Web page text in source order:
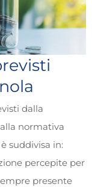
dalla
normativa
suddivisa in:
percepite per
presente